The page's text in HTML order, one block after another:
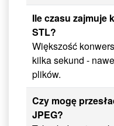
Ile czasu zajmuje
STL?
Większość
kilka sekund -
plików.
Czy mogę
JPEG?